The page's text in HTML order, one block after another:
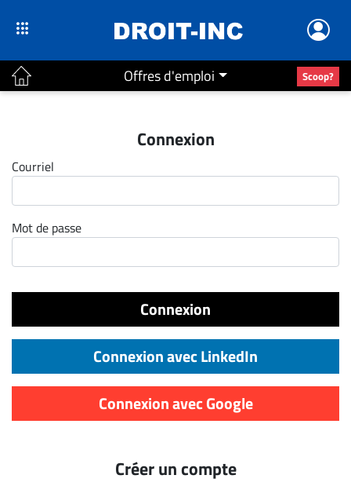
Offres d'emploi Scoop?
En
Nominations
Bureaux
Conseillers
Carrière
CARRIÈRE
ET
Connexion
Courriel
Mot de passe
Connexion
Connexion avec LinkedIn
Connexion avec Google
Créer un compte